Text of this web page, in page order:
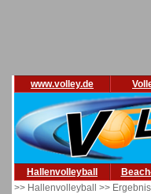
www.volley.de
Hallenvolleyball
>> Hallenvolleyball >>